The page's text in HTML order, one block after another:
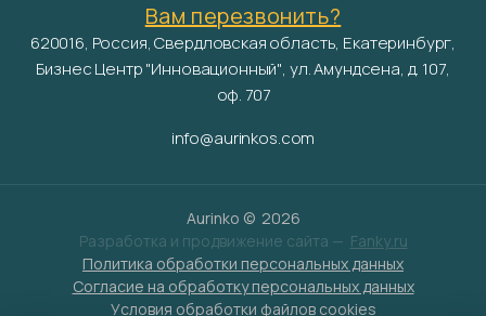
Вам перезвонить?
620016, Россия, Свердловская область, Екатеринбург,
Бизнес Центр "Инновационный", ул. Амундсена, д. 107,
оф. 707
info@aurinkos.com
Aurinko © 2026
Разработка и продвижение сайта — Fanky.ru
Политика обработки персональных данных
Согласие на обработку персональных данных
Условия обработки файлов cookies